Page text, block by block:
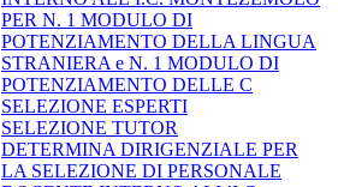
PER N. 1 MODULO DI
POTENZIAMENTO DELLA LINGUA
STRANIERA e N. 1 MODULO DI
POTENZIAMENTO DELLE C
SELEZIONE ESPERTI
SELEZIONE TUTOR
DETERMINA DIRIGENZIALE PER
LA SELEZIONE DI PERSONALE